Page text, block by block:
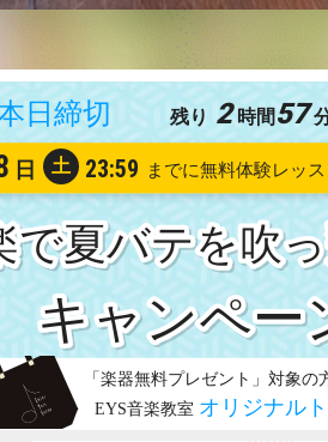
で夏バテを吹
日 土 23:59
残り 2 時間 57